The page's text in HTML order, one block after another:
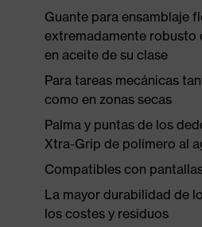
Guante para ensamblaje
extremadamente robusto
en aceite de su clase
Para tareas mecánicas
como en zonas secas
Palma y puntas de los
Xtra-Grip de polímero al
Compatibles con
La mayor durabilidad de
los costes y residuos